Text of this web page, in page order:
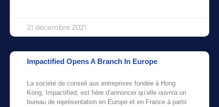
21 décembre 2021
Impactified Opens A Branch In Europe
La société de conseil aux entreprises fondée à Hong
Kong, Impactified, est fière d’annoncer qu’elle ouvrira un
bureau de représentation en Europe et en France à partir